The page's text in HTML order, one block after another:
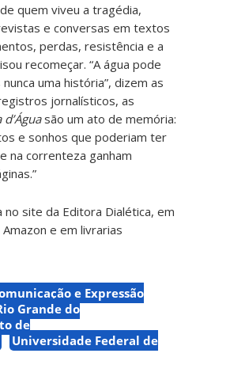
quem viveu a tragédia,
e conversas em textos
perdas, resistência e a
recomeçar. “A água pode
uma história”, dizem as
jornalísticos, as
são um ato de memória:
e sonhos que poderiam ter
na correnteza ganham
no site da Editora Dialética, em
e em livrarias
e Expressão
Grande do
de
Universidade Federal de